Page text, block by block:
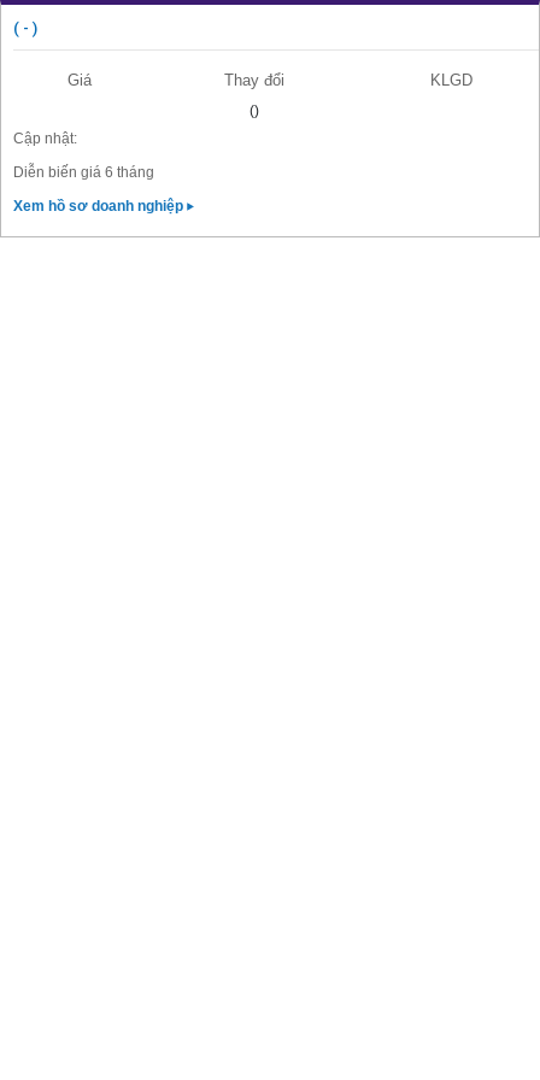
( - )
Giá Thay đổi KLGD
()
Cập nhật:
Diễn biến giá 6 tháng
Xem hồ sơ doanh nghiệp